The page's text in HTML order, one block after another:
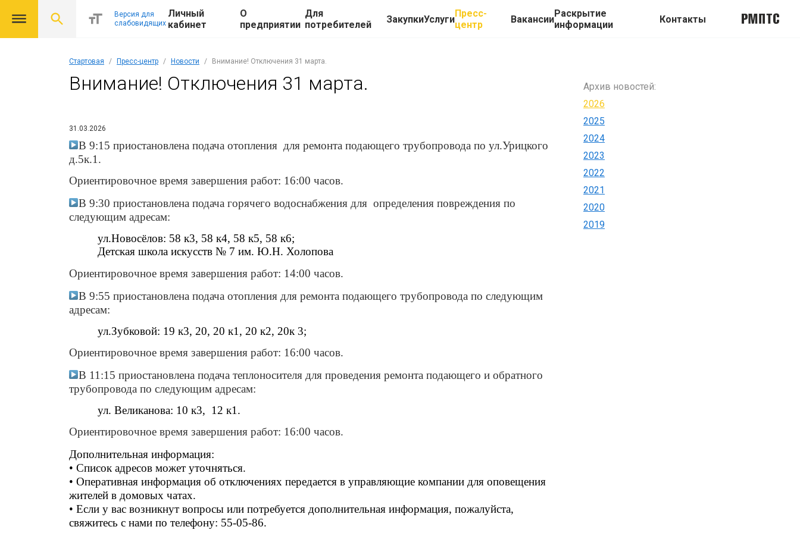
Версия для
слабовидящих
Личный
кабинет
О
предприятии
Для
потребителей
ЗакупкиУслугиПресс-
центр
ВакансииРаскрытие
информации
Контакты
Стартовая Пресс-центр Новости Внимание! Отключения 31 марта.
Внимание! Отключения 31 марта.
Архив новостей:
2026
2025
2024
2023
2022
2021
2020
2019
31.03.2026
В 9:15 приостановлена подача отопления для ремонта подающего трубопровода по ул.Урицкого
д.5к.1.
Ориентировочное время завершения работ: 16:00 часов.
В 9:30 приостановлена подача горячего водоснабжения для определения повреждения по
следующим адресам:
ул.Новосёлов: 58 к3, 58 к4, 58 к5, 58 к6;
Детская школа искусств № 7 им. Ю.Н. Холопова
Ориентировочное время завершения работ: 14:00 часов.
В 9:55 приостановлена подача отопления для ремонта подающего трубопровода по следующим
адресам:
ул.Зубковой: 19 к3, 20, 20 к1, 20 к2, 20к 3;
Ориентировочное время завершения работ: 16:00 часов.
В 11:15 приостановлена подача теплоносителя для проведения ремонта подающего и обратного
трубопровода по следующим адресам:
ул. Великанова: 10 к3, 12 к1.
Ориентировочное время завершения работ: 16:00 часов.
Дополнительная информация:
• Список адресов может уточняться.
• Оперативная информация об отключениях передается в управляющие компании для оповещения
жителей в домовых чатах.
• Если у вас возникнут вопросы или потребуется дополнительная информация, пожалуйста,
свяжитесь с нами по телефону: 55-05-86.